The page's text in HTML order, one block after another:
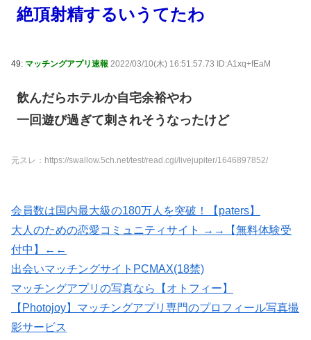
絶頂射精するいうてたわ
49: マッチングアプリ速報 2022/03/10(木) 16:51:57.73 ID:A1xq+fEaM
飲んだらホテルか自宅余裕やわ
一回遊び過ぎて刺されそうなったけど
元スレ：https://swallow.5ch.net/test/read.cgi/livejupiter/1646897852/
会員数は国内最大級の180万人を突破！【paters】
大人のための恋愛コミュニティサイト →→【無料体験受
付中】←←
出会いマッチングサイトPCMAX(18禁)
マッチングアプリの写真なら【オトフィー】
【Photojoy】マッチングアプリ専門のプロフィール写真撮
影サービス